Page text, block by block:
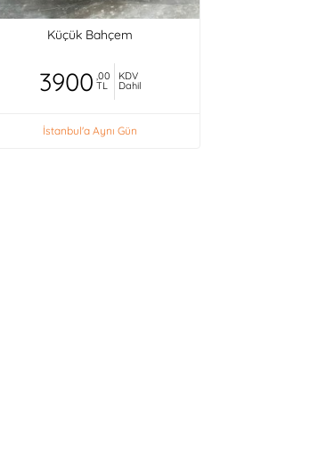
Küçük Bahçem
3900 ,00
TL
KDV
Dahil
İstanbul'a Aynı Gün